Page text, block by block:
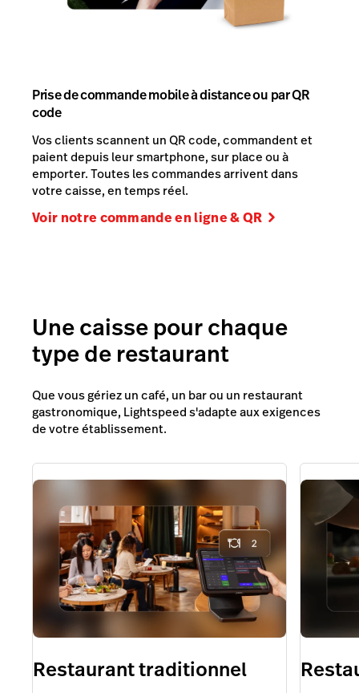
Prise de commande mobile à distance ou par QR
code
Vos clients scannent un QR code, commandent et
paient depuis leur smartphone, sur place ou à
emporter. Toutes les commandes arrivent dans
votre caisse, en temps réel.
Voir notre commande en ligne & QR
Une caisse pour chaque
type de restaurant
Que vous gériez un café, un bar ou un restaurant
gastronomique, Lightspeed s'adapte aux exigences
de votre établissement.
Restaurant traditionnel